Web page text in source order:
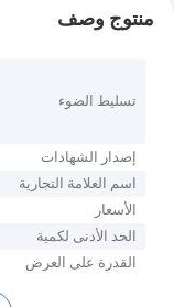
منتوج وصف
تسليط الضوء
إصدار الشهادات
اسم العلامة التجارية
الأسعار
الحد الأدنى لكمية
القدرة على العرض